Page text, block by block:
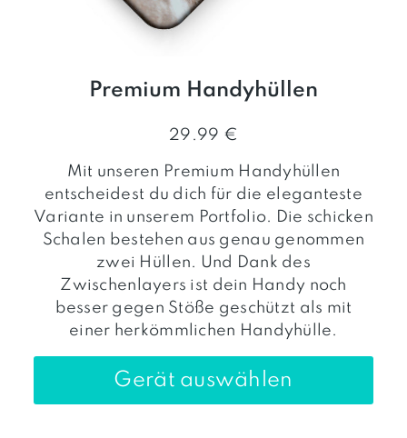
Premium Handyhüllen
29.99 €
Mit unseren Premium Handyhüllen
entscheidest du dich für die eleganteste
Variante in unserem Portfolio. Die schicken
Schalen bestehen aus genau genommen
zwei Hüllen. Und Dank des
Zwischenlayers ist dein Handy noch
besser gegen Stöße geschützt als mit
einer herkömmlichen Handyhülle.
Gerät auswählen